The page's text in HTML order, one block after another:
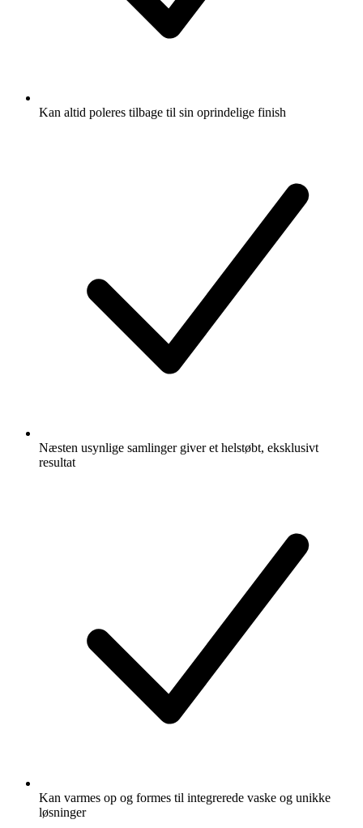
Kan altid poleres tilbage til sin oprindelige finish
Næsten usynlige samlinger giver et helstøbt, eksklusivt
resultat
Kan varmes op og formes til integrerede vaske og unikke
løsninger